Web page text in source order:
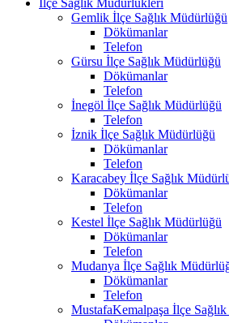
Gemlik İlçe Sağlık Müdürlüğü
Dökümanlar
Telefon
Gürsu İlçe Sağlık Müdürlüğü
Dökümanlar
Telefon
İnegöl İlçe Sağlık Müdürlüğü
Telefon
İznik İlçe Sağlık Müdürlüğü
Dökümanlar
Telefon
Karacabey İlçe Sağlık
Dökümanlar
Telefon
Kestel İlçe Sağlık Müdürlüğü
Dökümanlar
Telefon
Mudanya İlçe Sağlık
Dökümanlar
Telefon
MustafaKemalpaşa İlçe